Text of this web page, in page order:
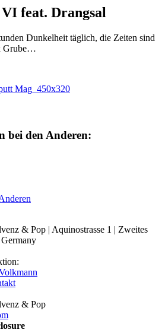
feat. Drangsal
Dunkelheit täglich, die Zeiten sind
Grube…
bei den Anderen:
& Pop | Aquinostrasse 1 | Zweites
& Pop